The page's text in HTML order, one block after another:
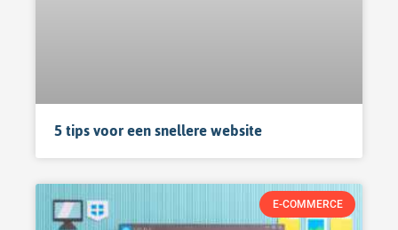
5 tips voor een snellere website
E-COMMERCE